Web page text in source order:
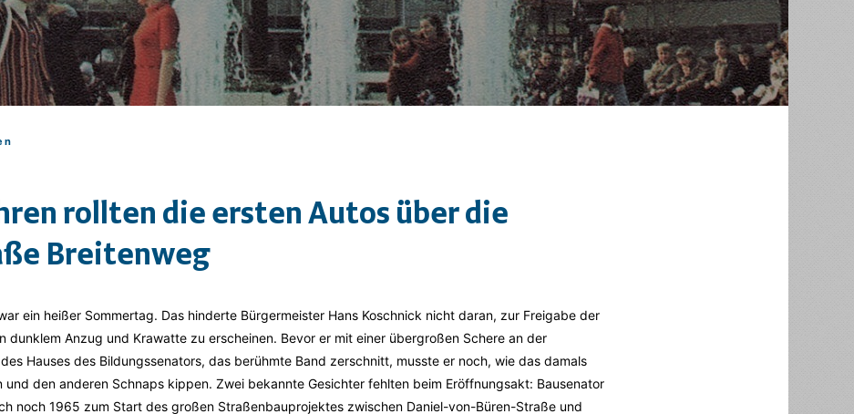
rollten die ersten Autos über die
Breitenweg
ein heißer Sommertag. Das hinderte Bürgermeister Hans Koschnick nicht daran, zur Freigabe der
dunklem Anzug und Krawatte zu erscheinen. Bevor er mit einer übergroßen Schere an der
Hauses des Bildungssenators, das berühmte Band zerschnitt, musste er noch, wie das damals
und den anderen Schnaps kippen. Zwei bekannte Gesichter fehlten beim Eröffnungsakt: Bausenator
noch 1965 zum Start des großen Straßenbauprojektes zwischen Daniel-von-Büren-Straße und